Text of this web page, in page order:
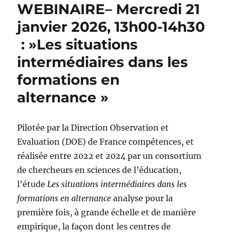
8
2026,
9h-
13h
:
parti
des
contraintes »
WEBINAIRE– Mercredi 21
janvier 2026, 13h00-14h30
: »Les situations
intermédiaires dans les
formations en
alternance »
Pilotée par la Direction Observation et
Evaluation (DOE) de France compétences, et
réalisée entre 2022 et 2024 par un consortium
de chercheurs en sciences de l’éducation,
l’étudeLes situations intermédiaires dans les
formations en alternance analyse pour la
première fois, à grande échelle et de manière
empirique, la façon dont les centres de